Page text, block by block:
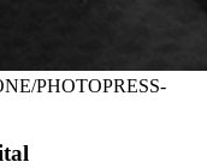
PHOTOPRESS-